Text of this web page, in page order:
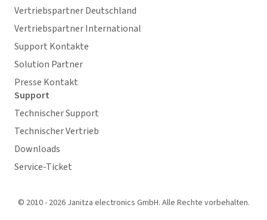
Vertriebspartner Deutschland
Vertriebspartner International
Support Kontakte
Solution Partner
Presse Kontakt
Support
Technischer Support
Technischer Vertrieb
Downloads
Service-Ticket
© 2010 - 2026 Janitza electronics GmbH. Alle Rechte vorbehalten.